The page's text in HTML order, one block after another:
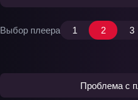
Выбор плеера 1 2 3
Проблема с